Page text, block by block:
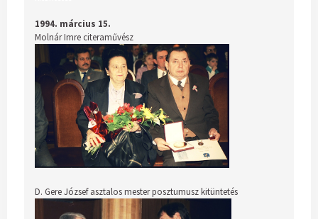
1994. március 15.
Molnár Imre citeraművész
D. Gere József asztalos mester posztumusz kitüntetés